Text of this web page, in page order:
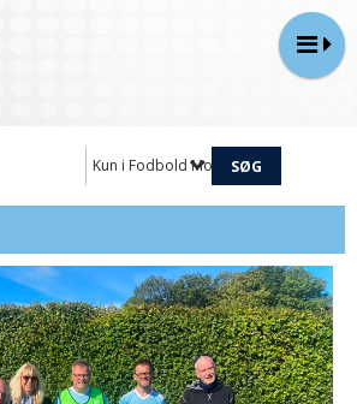
Kun i Fodbold Motion